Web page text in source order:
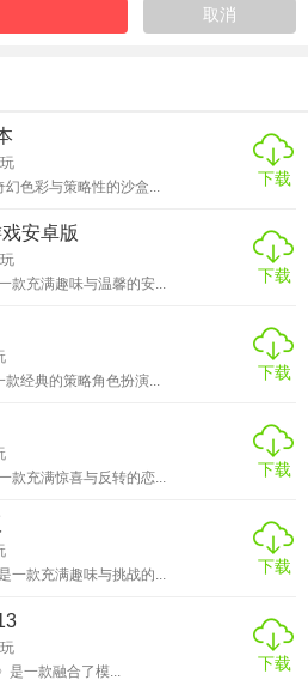
幻色彩与策略性的沙盒...
下载
安卓版
款充满趣味与温馨的安...
下载
款经典的策略角色扮演...
下载
款充满惊喜与反转的恋...
下载
一款充满趣味与挑战的...
下载
是一款融合了模...
下载